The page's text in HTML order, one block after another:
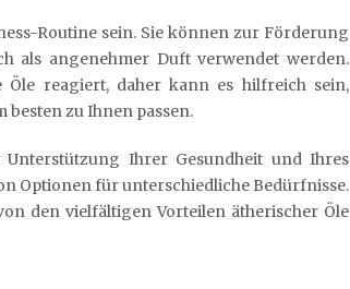
Routine sein. Sie können zur Förderung
als angenehmer Duft verwendet werden.
Öle reagiert, daher kann es hilfreich sein,
zu Ihnen passen.
Ihrer Gesundheit und Ihres
Optionen für unterschiedliche Bedürfnisse.
den vielfältigen Vorteilen ätherischer Öle